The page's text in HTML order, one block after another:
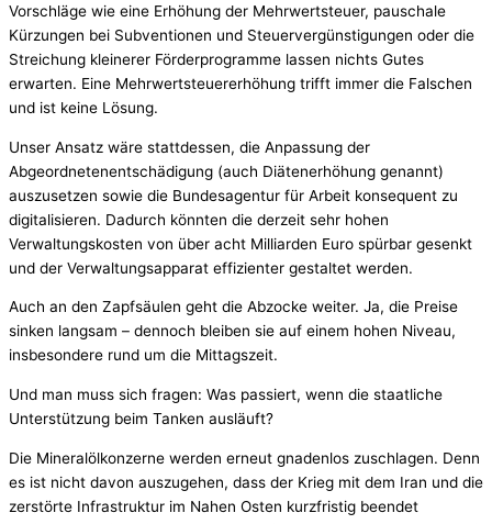
Vorschläge wie eine Erhöhung der Mehrwertsteuer, pauschale
Kürzungen bei Subventionen und Steuervergünstigungen oder die
Streichung kleinerer Förderprogramme lassen nichts Gutes
erwarten. Eine Mehrwertsteuererhöhung trifft immer die Falschen
und ist keine Lösung.
Unser Ansatz wäre stattdessen, die Anpassung der
Abgeordnetenentschädigung (auch Diätenerhöhung genannt)
auszusetzen sowie die Bundesagentur für Arbeit konsequent zu
digitalisieren. Dadurch könnten die derzeit sehr hohen
Verwaltungskosten von über acht Milliarden Euro spürbar gesenkt
und der Verwaltungsapparat effizienter gestaltet werden.
Auch an den Zapfsäulen geht die Abzocke weiter. Ja, die Preise
sinken langsam – dennoch bleiben sie auf einem hohen Niveau,
insbesondere rund um die Mittagszeit.
Und man muss sich fragen: Was passiert, wenn die staatliche
Unterstützung beim Tanken ausläuft?
Die Mineralölkonzerne werden erneut gnadenlos zuschlagen. Denn
es ist nicht davon auszugehen, dass der Krieg mit dem Iran und die
zerstörte Infrastruktur im Nahen Osten kurzfristig beendet